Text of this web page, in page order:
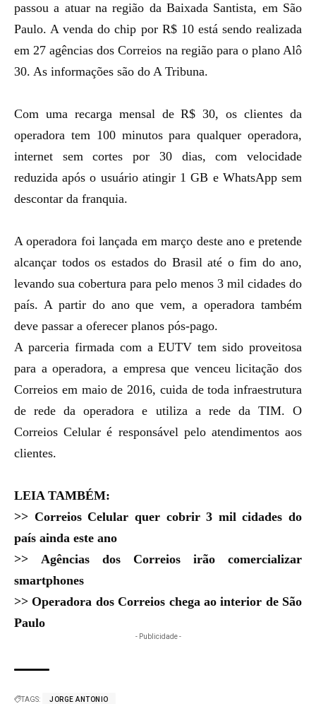
passou a atuar na região da Baixada Santista, em São
Paulo. A venda do chip por R$ 10 está sendo realizada
em27 agências dos Correios na região para o plano Alô
30. As informações são do A Tribuna.
Com uma recarga mensal de R$ 30, os clientes da
operadora tem 100 minutos para qualquer operadora,
internet sem cortes por 30 dias, com velocidade
reduzida após o usuário atingir 1 GB e WhatsApp sem
descontar da franquia.
Aoperadora foi lançada em março deste ano e pretende
alcançar todos os estados do Brasil até o fim do ano,
levando sua cobertura para pelo menos 3 mil cidades do
país. A partir do ano que vem, a operadora também
deve passar a oferecer planos pós-pago.
A parceria firmada com a EUTV tem sido proveitosa
para a operadora, a empresa que venceu licitação dos
Correios em maio de 2016, cuida de toda infraestrutura
de rede da operadora e utiliza a rede da TIM. O
Correios Celular é responsável pelo atendimentos aos
clientes.
LEIA TAMBÉM:
>> Correios Celular quer cobrir 3 mil cidades do
país ainda este ano
>> Agências dos Correios irão comercializar
smartphones
>> Operadora dos Correios chega ao interior de São
Paulo
- Publicidade -
TAGS: JORGE ANTONIO